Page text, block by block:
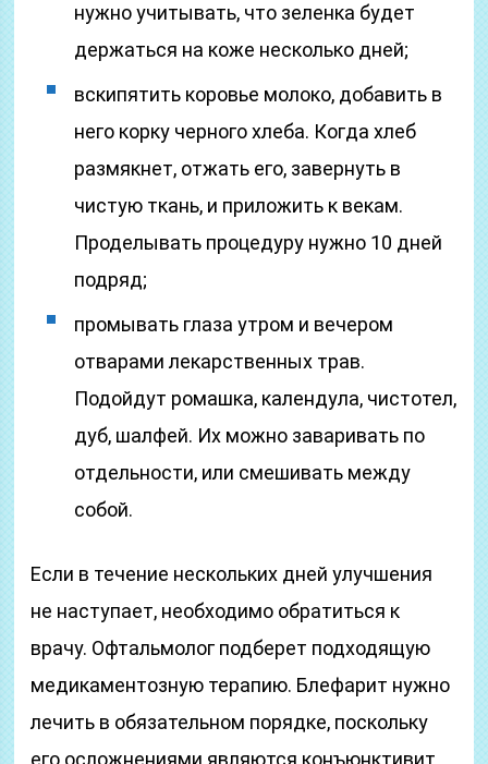
нужно учитывать, что зеленка будет
держаться на коже несколько дней;
вскипятить коровье молоко, добавить в
него корку черного хлеба. Когда хлеб
размякнет, отжать его, завернуть в
чистую ткань, и приложить к векам.
Проделывать процедуру нужно 10 дней
подряд;
промывать глаза утром и вечером
отварами лекарственных трав.
Подойдут ромашка, календула, чистотел,
дуб, шалфей. Их можно заваривать по
отдельности, или смешивать между
собой.
Если в течение нескольких дней улучшения
не наступает, необходимо обратиться к
врачу. Офтальмолог подберет подходящую
медикаментозную терапию. Блефарит нужно
лечить в обязательном порядке, поскольку
его осложнениями являются конъюнктивит,